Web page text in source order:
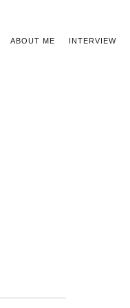
ABOUT ME INTERVIEW